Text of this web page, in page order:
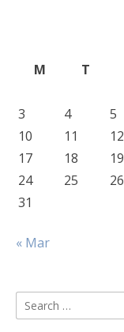
M
T
3
4 5
10
11 12
17
18 19
24
25 26
31
« Mar
Search
for: